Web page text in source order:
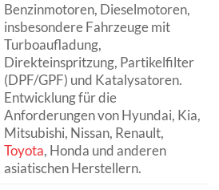
Benzinmotoren, Dieselmotoren,
insbesondere Fahrzeuge mit
Turboaufladung,
Direkteinspritzung, Partikelfilter
(DPF/GPF) und Katalysatoren.
Entwicklung für die
Anforderungen von Hyundai, Kia,
Mitsubishi, Nissan, Renault,
Toyota, Honda und anderen
asiatischen Herstellern.